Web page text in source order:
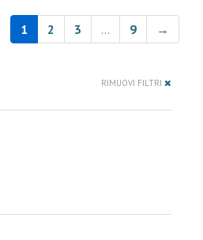
1 2 3 … 9 →
RIMUOVI FILTRI